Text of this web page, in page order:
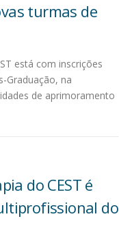
turmas de
está com inscrições
Graduação, na
de aprimoramento
do CEST é
do